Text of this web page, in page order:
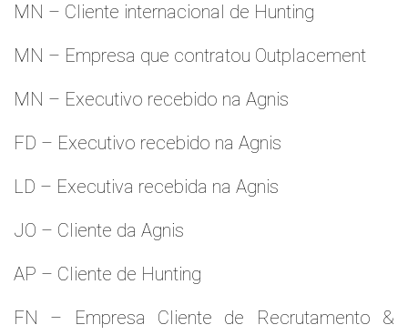
MN – Cliente internacional de Hunting
MN – Empresa que contratou Outplacement
MN – Executivo recebido na Agnis
FD – Executivo recebido na Agnis
LD – Executiva recebida na Agnis
JO – Cliente da Agnis
AP – Cliente de Hunting
FN – Empresa Cliente de Recrutamento &